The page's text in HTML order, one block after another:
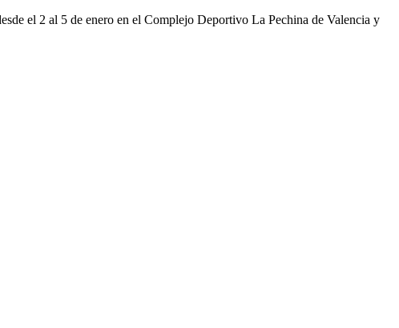
el 2 al 5 de enero en el Complejo Deportivo La Pechina de Valencia y